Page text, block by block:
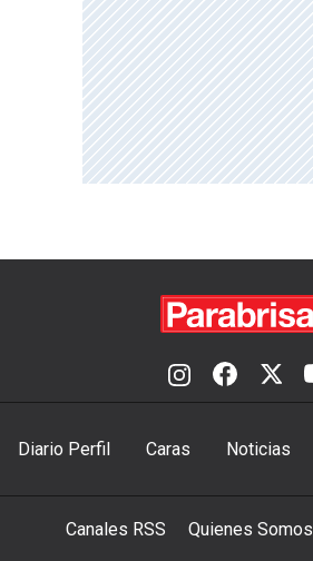
Diario Perfil Caras Noticias
Canales RSS Quienes Somos